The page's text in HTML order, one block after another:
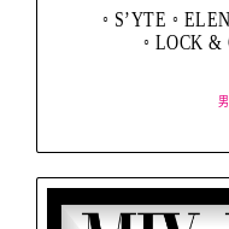
◦ S’YTE ◦
◦ LOCK &